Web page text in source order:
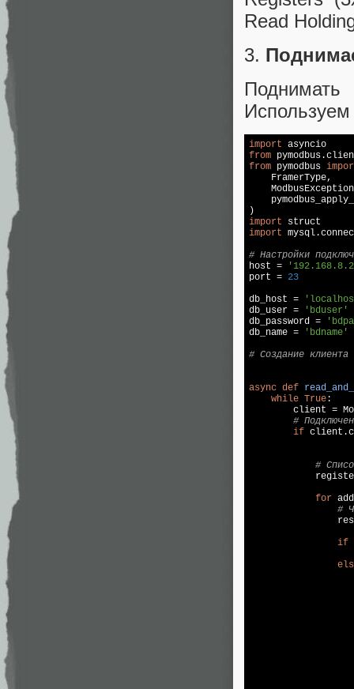
Read
3.
import
from
from pymodbus
    FramerType,
import
import
# Настройки
host =
port = 23
db_host =
db_user =
'bduser'
db_password =
db_name =
'bdname'
# Создание клиента
async def
while True:
client =
#
if
#
for
#
if